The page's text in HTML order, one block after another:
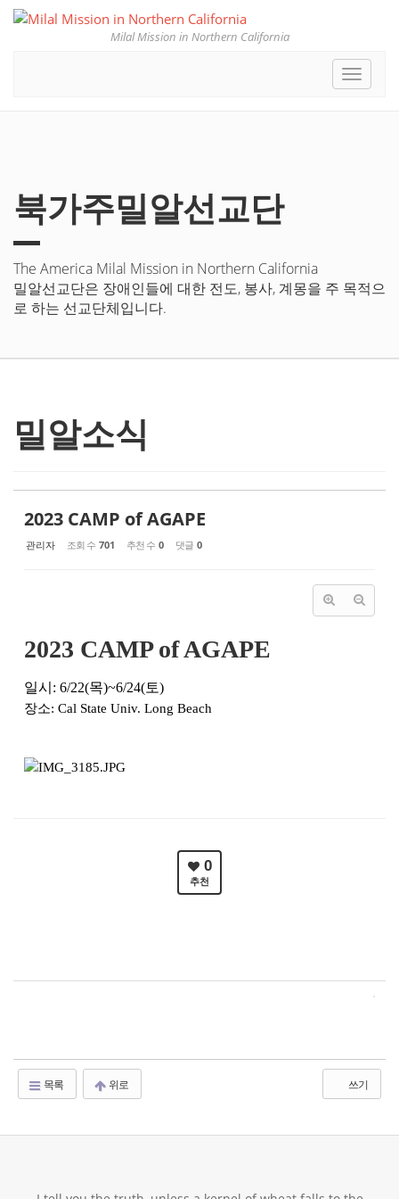
Milal Mission in Northern California
Toggle
북가주밀알선교단
The America Milal Mission in Northern California
밀알선교단은 장애인들에 대한 전도, 봉사, 계몽을 주 목적으
로 하는 선교단체입니다.
밀알소식
2023 CAMP of AGAPE
관리자 조회 수 701 추천 수 0 댓글 0
2023 CAMP of AGAPE
일시: 6/22(목)~6/24(토)
장소: Cal State Univ. Long Beach
0
추천
목록 위로 쓰기